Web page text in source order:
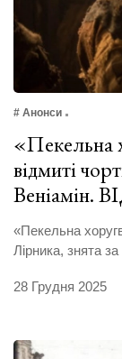
# Анонси
«Пекельна
відмиті
Веніамін.
«Пекельна
Лірника, знята
28 Грудня 2025